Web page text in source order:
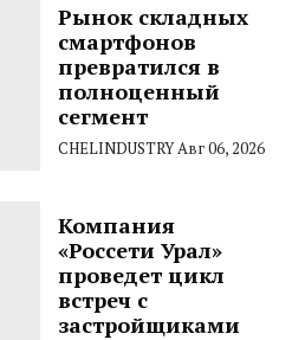
Рынок складных
смартфонов
превратился в
полноценный
сегмент
CHELINDUSTRYАвг 06, 2026
Компания
«Россети Урал»
проведет цикл
встреч с
застройщиками